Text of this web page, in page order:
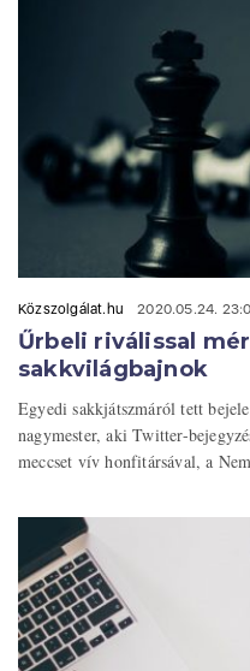
Közszolgálat.hu 2020.05.24.
Űrbeli riválissal
sakkvilágbajnok
Egyedi sakkjátszmáról tett
nagymester, aki Twitter-
meccset vív honfitársával, a